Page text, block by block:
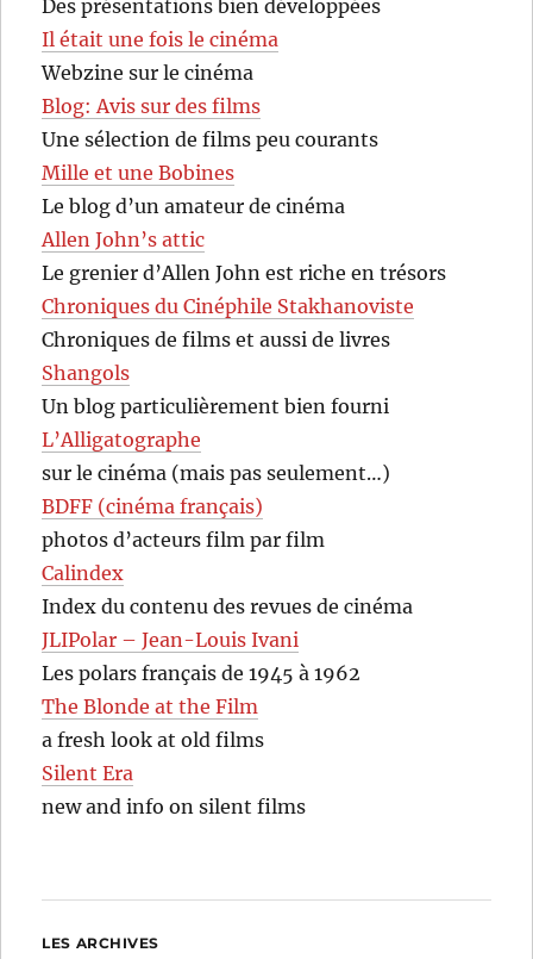
Des présentations bien développées
Il était une fois le cinéma
Webzine sur le cinéma
Blog: Avis sur des films
Une sélection de films peu courants
Mille et une Bobines
Le blog d’un amateur de cinéma
Allen John’s attic
Le grenier d’Allen John est riche en trésors
Chroniques du Cinéphile Stakhanoviste
Chroniques de films et aussi de livres
Shangols
Un blog particulièrement bien fourni
L’Alligatographe
sur le cinéma (mais pas seulement…)
BDFF (cinéma français)
photos d’acteurs film par film
Calindex
Index du contenu des revues de cinéma
JLIPolar – Jean-Louis Ivani
Les polars français de 1945 à 1962
The Blonde at the Film
a fresh look at old films
Silent Era
new and info on silent films
LES ARCHIVES